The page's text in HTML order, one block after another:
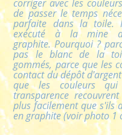
corriger avec les
de passer le temps
parfaite dans la toile.
exécuté à la mine
graphite. Pourquoi ?
pas le blanc de la
gommés, parce que les
contact du dépôt
que les couleurs
transparence
plus facilement que s'ils
en graphite (voir photo 1